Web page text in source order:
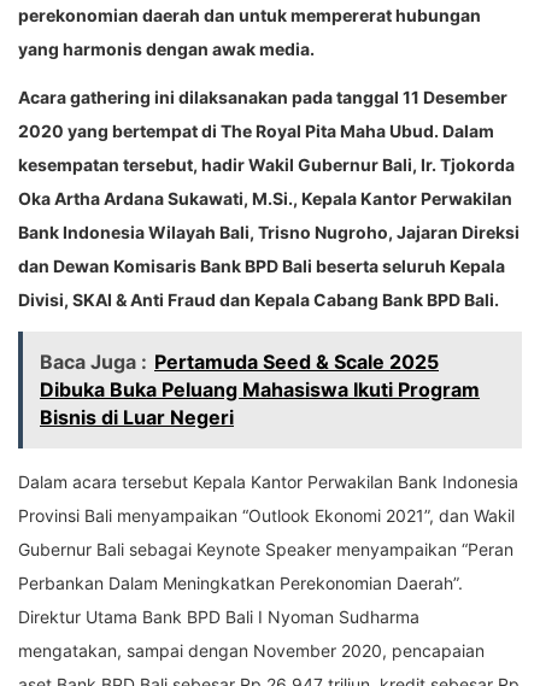
perekonomian daerah dan untuk mempererat hubungan
yang harmonis dengan awak media.
Acara gathering ini dilaksanakan pada tanggal 11 Desember
2020 yang bertempat di The Royal Pita Maha Ubud. Dalam
kesempatan tersebut, hadir Wakil Gubernur Bali, Ir. Tjokorda
Oka Artha Ardana Sukawati, M.Si., Kepala Kantor Perwakilan
Bank Indonesia Wilayah Bali, Trisno Nugroho, Jajaran Direksi
dan Dewan Komisaris Bank BPD Bali beserta seluruh Kepala
Divisi, SKAI & Anti Fraud dan Kepala Cabang Bank BPD Bali.
Baca Juga : Pertamuda Seed & Scale 2025
Dibuka Buka Peluang Mahasiswa Ikuti Program
Bisnis di Luar Negeri
Dalam acara tersebut Kepala Kantor Perwakilan Bank Indonesia
Provinsi Bali menyampaikan “Outlook Ekonomi 2021”, dan Wakil
Gubernur Bali sebagai Keynote Speaker menyampaikan “Peran
Perbankan Dalam Meningkatkan Perekonomian Daerah”.
Direktur Utama Bank BPD Bali I Nyoman Sudharma
mengatakan, sampai dengan November 2020, pencapaian